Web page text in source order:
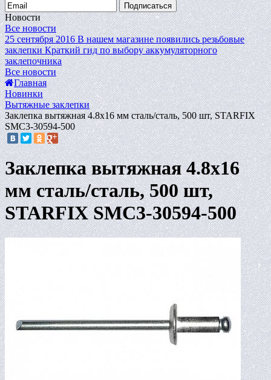
Подписаться
Новости
Все новости
25 сентября 2016 В нашем магазине появились резьбовые
заклепки Краткий гид по выбору аккумуляторного
заклепочника
Все новости
Главная
Новинки
Вытяжные заклепки
Заклепка вытяжная 4.8х16 мм сталь/сталь, 500 шт, STARFIX
SMC3-30594-500
Заклепка вытяжная 4.8х16
мм сталь/сталь, 500 шт,
STARFIX SMC3-30594-500